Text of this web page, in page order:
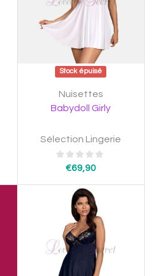
Stock épuisé
Nuisettes
Babydoll Girly
Sélection Lingerie
€69,90